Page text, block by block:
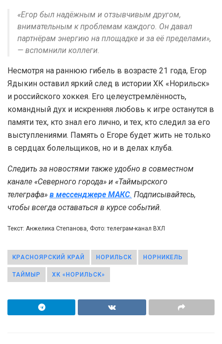
«Егор был надёжным и отзывчивым другом,
внимательным к проблемам каждого. Он давал
партнёрам энергию на площадке и за её пределами»,
— вспомнили коллеги.
Несмотря на раннюю гибель в возрасте 21 года, Егор
Ядыкин оставил яркий след в истории ХК «Норильск»
и российского хоккея. Его целеустремлённость,
командный дух и искренняя любовь к игре останутся в
памяти тех, кто знал его лично, и тех, кто следил за его
выступлениями. Память о Егоре будет жить не только
в сердцах болельщиков, но и в делах клуба.
Следить за новостями также удобно в совместном
канале «Северного города» и «Таймырского
телеграфа» в мессенджере MAКС. Подписывайтесь,
чтобы всегда оставаться в курсе событий.
Текст: Анжелика Степанова, Фото: телеграм-канал ВХЛ
КРАСНОЯРСКИЙ КРАЙ НОРИЛЬСК НОРНИКЕЛЬ
ТАЙМЫР ХК «НОРИЛЬСК»